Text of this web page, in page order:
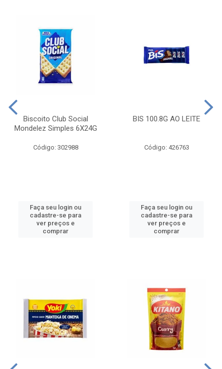
Biscoito Club Social
Mondelez Simples 6X24G
Código: 302988
Faça seu login ou
cadastre-se para
ver preços e
comprar
BIS 100.8G AO LEITE
Código: 426763
Faça seu login ou
cadastre-se para
ver preços e
comprar